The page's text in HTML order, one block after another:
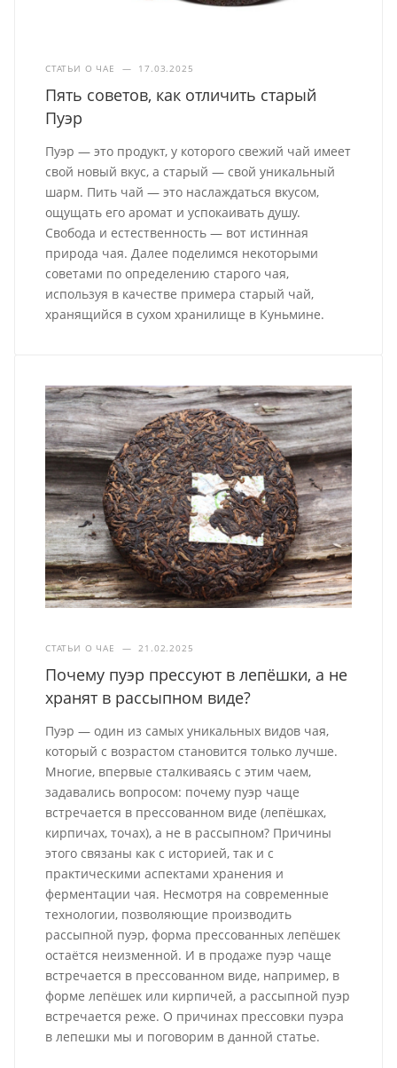
СТАТЬИ О ЧАЕ — 17.03.2025
Пять советов, как отличить старый
Пуэр
Пуэр — это продукт, у которого свежий чай имеет
свой новый вкус, а старый — свой уникальный
шарм. Пить чай — это наслаждаться вкусом,
ощущать его аромат и успокаивать душу.
Свобода и естественность — вот истинная
природа чая. Далее поделимся некоторыми
советами по определению старого чая,
используя в качестве примера старый чай,
хранящийся в сухом хранилище в Куньмине.
СТАТЬИ О ЧАЕ — 21.02.2025
Почему пуэр прессуют в лепёшки, а не
хранят в рассыпном виде?
Пуэр — один из самых уникальных видов чая,
который с возрастом становится только лучше.
Многие, впервые сталкиваясь с этим чаем,
задавались вопросом: почему пуэр чаще
встречается в прессованном виде (лепёшках,
кирпичах, точах), а не в рассыпном? Причины
этого связаны как с историей, так и с
практическими аспектами хранения и
ферментации чая. Несмотря на современные
технологии, позволяющие производить
рассыпной пуэр, форма прессованных лепёшек
остаётся неизменной. И в продаже пуэр чаще
встречается в прессованном виде, например, в
форме лепёшек или кирпичей, а рассыпной пуэр
встречается реже. О причинах прессовки пуэра
в лепешки мы и поговорим в данной статье.